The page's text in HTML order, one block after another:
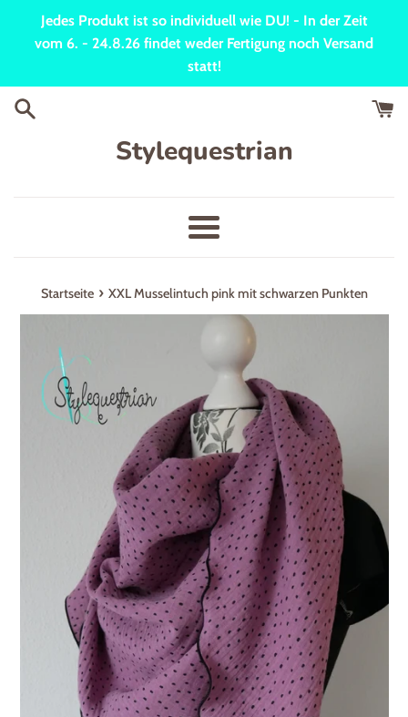
Jedes Produkt ist so individuell wie DU! - In der Zeit
vom 6. - 24.8.26 findet weder Fertigung noch Versand
statt!
Stylequestrian
Menü
Startseite › XXL Musselintuch pink mit schwarzen Punkten